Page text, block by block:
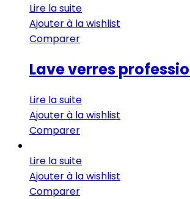
Lire la suite
Ajouter à la wishlist
Comparer
Lave verres
Lire la suite
Ajouter à la wishlist
Comparer
Lire la suite
Ajouter à la wishlist
Comparer